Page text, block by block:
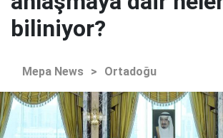
biliniyor?
Mepa News > Ortadoğu